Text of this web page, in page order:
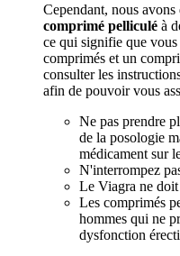
Cependant, nous
comprimé pelliculé à
ce qui signifie que
comprimés et un
consulter les
afin de pouvoir vous
Ne pas prendre
de la posologie
médicament sur
N'interrompez
Le Viagra ne doit
Les comprimés
hommes qui ne
dysfonction